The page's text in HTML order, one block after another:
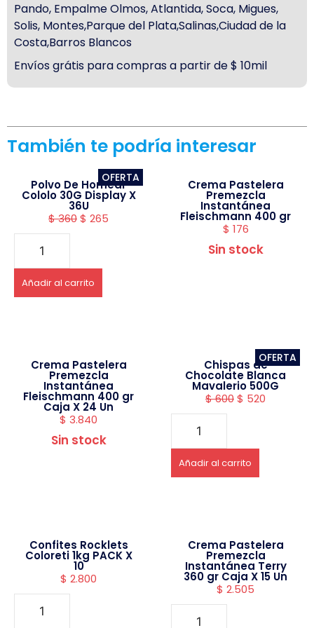
Pando, Empalme Olmos, Atlantida, Soca, Migues,
Solis, Montes,Parque del Plata,Salinas,Ciudad de la
Costa,Barros Blancos
Envíos grátis para compras a partir de $ 10mil
También te podría interesar
OFERTA
Polvo De Hornear
Cololo 30G Display X
36U
$360$ 265
Añadir al carrito
Crema Pastelera
Premezcla
Instantánea
Fleischmann 400 gr
$ 176
Sin stock
Crema Pastelera
Premezcla
Instantánea
Fleischmann 400 gr
Caja X 24 Un
$ 3.840
Sin stock
OFERTA
Chispas de
Chocolate Blanca
Mavalerio 500G
$600$ 520
Añadir al carrito
Confites Rocklets
Coloreti 1kg PACK X
10
$ 2.800
Crema Pastelera
Premezcla
Instantánea Terry
360 gr Caja X 15 Un
$ 2.505